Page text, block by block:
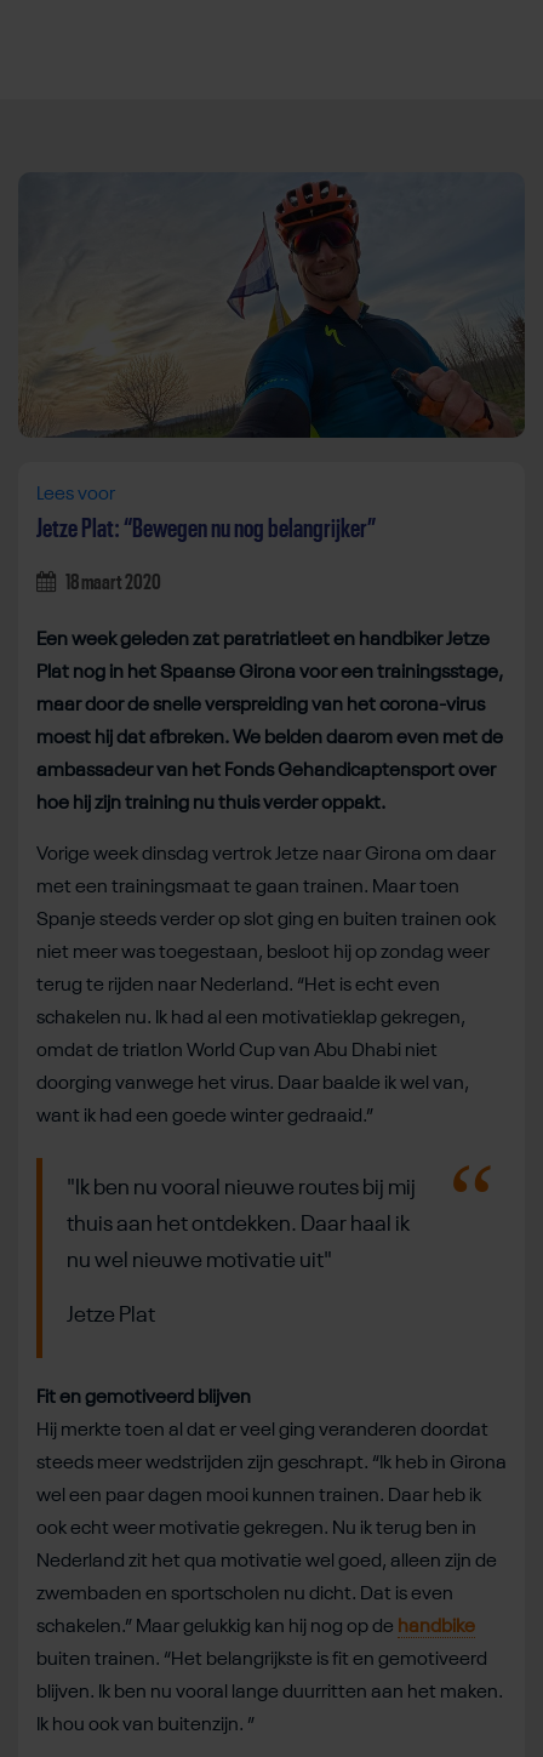
Direct door naar content
Lees voor
Jetze Plat: “Bewegen nu nog belangrijker”
18 maart 2020
Een week geleden zat paratriatleet en handbiker Jetze
Plat nog in het Spaanse Girona voor een trainingsstage,
maar door de snelle verspreiding van het corona-virus
moest hij dat afbreken. We belden daarom even met de
ambassadeur van het Fonds Gehandicaptensport over
hoe hij zijn training nu thuis verder oppakt.
Vorige week dinsdag vertrok Jetze naar Girona om daar
met een trainingsmaat te gaan trainen. Maar toen
Spanje steeds verder op slot ging en buiten trainen ook
niet meer was toegestaan, besloot hij op zondag weer
terug te rijden naar Nederland. “Het is echt even
schakelen nu. Ik had al een motivatieklap gekregen,
omdat de triatlon World Cup van Abu Dhabi niet
doorging vanwege het virus. Daar baalde ik wel van,
want ik had een goede winter gedraaid.”
"Ik ben nu vooral nieuwe routes bij mij
thuis aan het ontdekken. Daar haal ik
nu wel nieuwe motivatie uit"
Jetze Plat
Fit en gemotiveerd blijven
Hij merkte toen al dat er veel ging veranderen doordat
steeds meer wedstrijden zijn geschrapt. “Ik heb in Girona
wel een paar dagen mooi kunnen trainen. Daar heb ik
ook echt weer motivatie gekregen. Nu ik terug ben in
Nederland zit het qua motivatie wel goed, alleen zijn de
zwembaden en sportscholen nu dicht. Dat is even
schakelen.” Maar gelukkig kan hij nog op de handbike
buiten trainen. “Het belangrijkste is fit en gemotiveerd
blijven. Ik ben nu vooral lange duurritten aan het maken.
Ik hou ook van buitenzijn. ”